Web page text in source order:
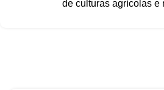
de culturas agrícolas e